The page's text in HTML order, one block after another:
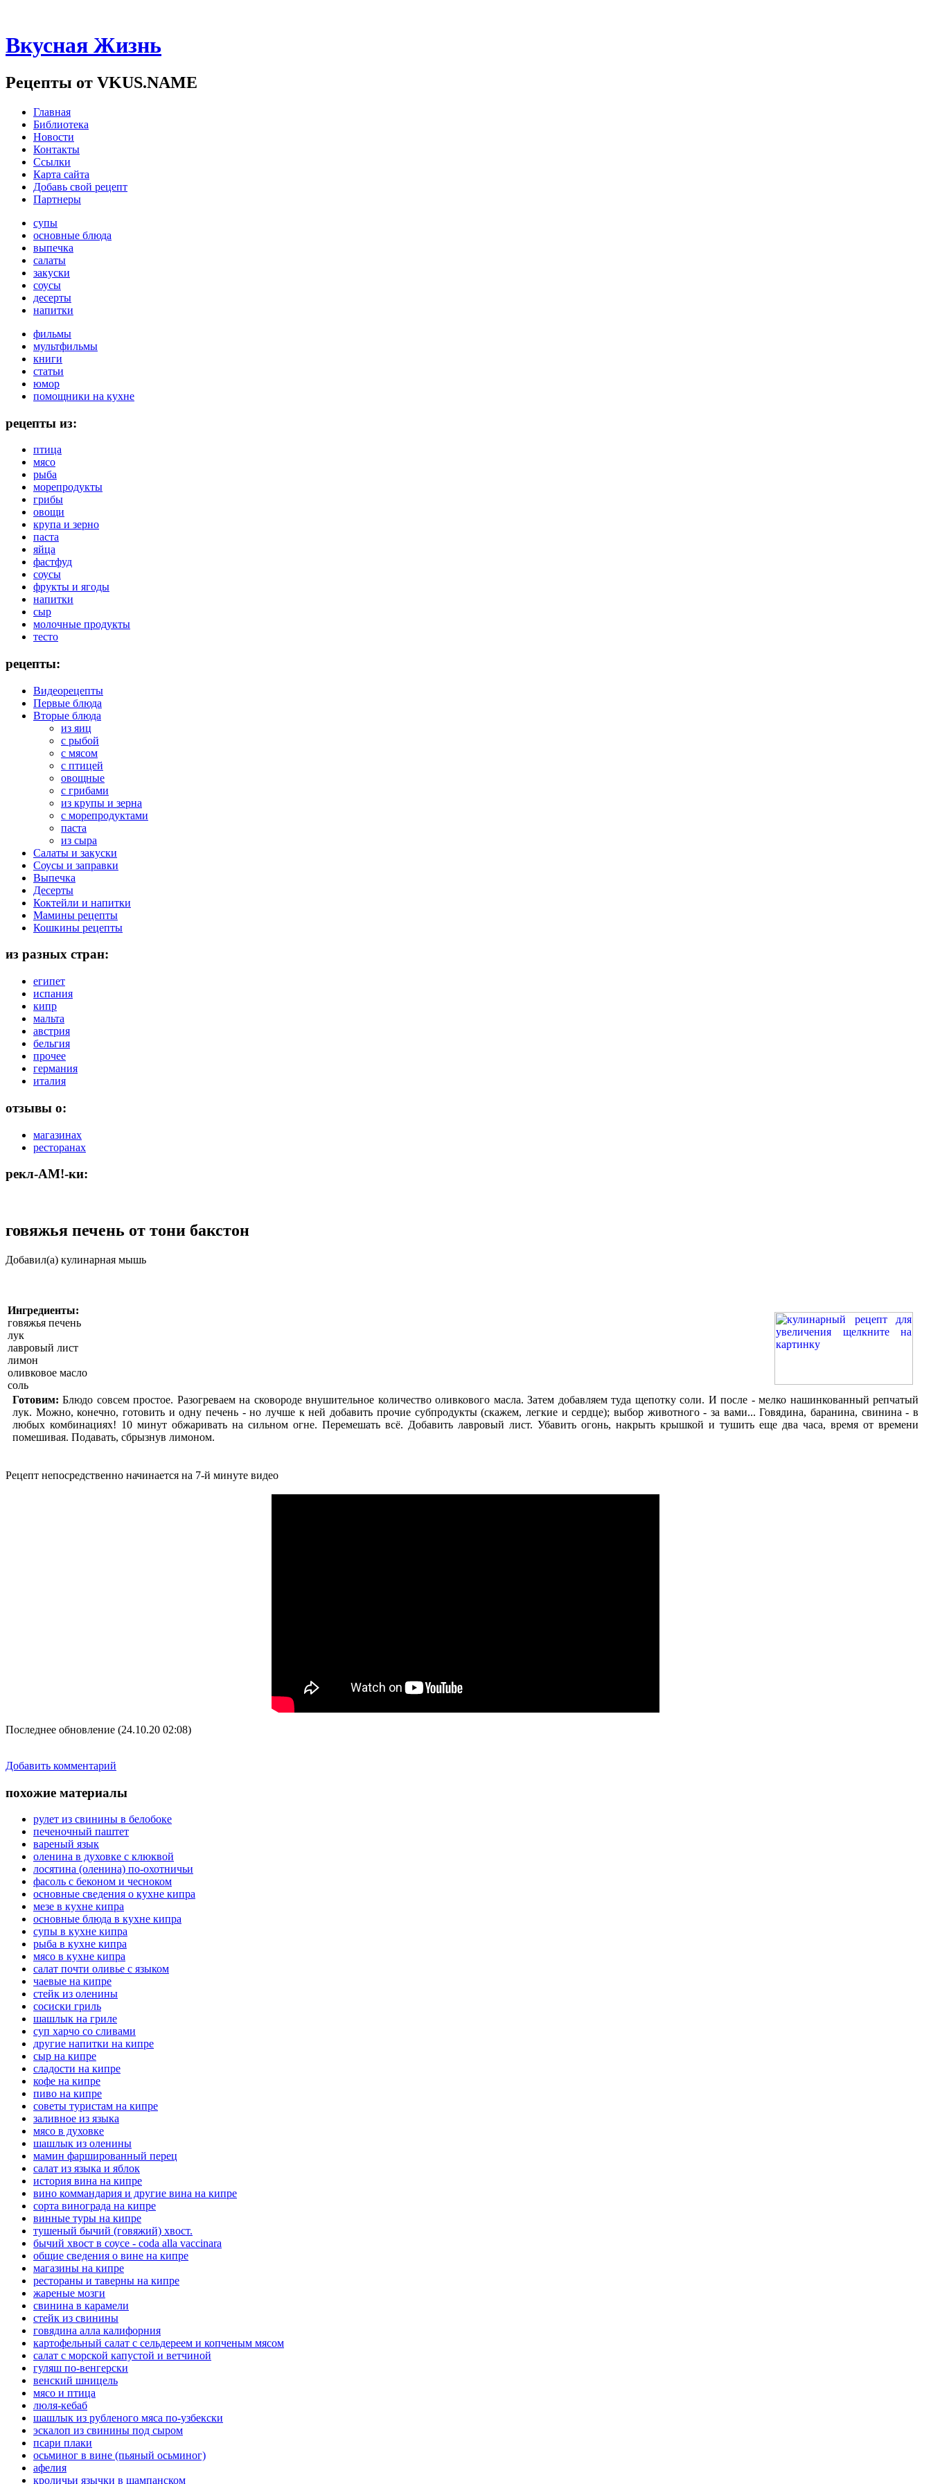
Вкусная Жизнь
Рецепты от VKUS.NAME
Главная
Библиотека
Новости
Контакты
Ссылки
Карта сайта
Добавь свой рецепт
Партнеры
супы
основные блюда
выпечка
салаты
закуски
соусы
десерты
напитки
фильмы
мультфильмы
книги
статьи
юмор
помощники на кухне
рецепты из:
птица
мясо
рыба
морепродукты
грибы
овощи
крупа и зерно
паста
яйца
фастфуд
соусы
фрукты и ягоды
напитки
сыр
молочные продукты
тесто
рецепты:
Видеорецепты
Первые блюда
Вторые блюда
из яиц
с рыбой
с мясом
с птицей
овощные
с грибами
из крупы и зерна
с морепродуктами
паста
из сыра
Салаты и закуски
Соусы и заправки
Выпечка
Десерты
Коктейли и напитки
Мамины рецепты
Кошкины рецепты
из разных стран:
египет
испания
кипр
мальта
австрия
бельгия
прочее
германия
италия
отзывы о:
магазинах
ресторанах
рекл-АМ!-ки:
говяжья печень от тони бакстон
Добавил(а) кулинарная мышь
Ингредиенты:
говяжья печень
лук
лавровый лист
лимон
оливковое масло
соль
Готовим: Блюдо совсем простое. Разогреваем на сковороде внушительное количество оливкового масла. Затем добавляем туда щепотку соли. И после - мелко нашинкованный репчатый
лук. Можно, конечно, готовить и одну печень - но лучше к ней добавить прочие субпродукты (скажем, легкие и сердце); выбор животного - за вами... Говядина, баранина, свинина - в
любых комбинациях! 10 минут обжаривать на сильном огне. Перемешать всё. Добавить лавровый лист. Убавить огонь, накрыть крышкой и тушить еще два часа, время от времени
помешивая. Подавать, сбрызнув лимоном.
Рецепт непосредственно начинается на 7-й минуте видео
Последнее обновление (24.10.20 02:08)
Добавить комментарий
похожие материалы
рулет из свинины в белобоке
печеночный паштет
вареный язык
оленина в духовке с клюквой
лосятина (оленина) по-охотничьи
фасоль с беконом и чесноком
основные сведения о кухне кипра
мезе в кухне кипра
основные блюда в кухне кипра
супы в кухне кипра
рыба в кухне кипра
мясо в кухне кипра
салат почти оливье с языком
чаевые на кипре
стейк из оленины
сосиски гриль
шашлык на гриле
суп харчо со сливами
другие напитки на кипре
сыр на кипре
сладости на кипре
кофе на кипре
пиво на кипре
советы туристам на кипре
заливное из языка
мясо в духовке
шашлык из оленины
мамин фаршированный перец
салат из языка и яблок
история вина на кипре
вино коммандария и другие вина на кипре
сорта винограда на кипре
винные туры на кипре
тушеный бычий (говяжий) хвост.
бычий хвост в соусе - coda alla vaccinara
общие сведения о вине на кипре
магазины на кипре
рестораны и таверны на кипре
жареные мозги
свинина в карамели
стейк из свинины
говядина алла калифорния
картофельный салат с сельдереем и копченым мясом
салат с морской капустой и ветчиной
гуляш по-венгерски
венский шницель
мясо и птица
люля-кебаб
шашлык из рубленого мяса по-узбекски
эскалоп из свинины под сыром
псари плаки
осьминог в вине (пьяный осьминог)
афелия
кроличьи язычки в шампанском